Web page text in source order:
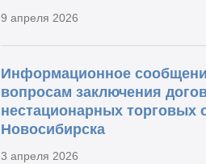
9 апреля 2026
Информационное
вопросам заключения
нестационарных торговых
Новосибирска
3 апреля 2026